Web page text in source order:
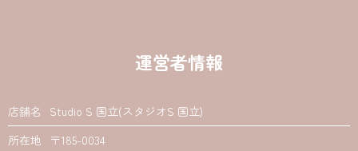
運営者情報
店舗名
Studio S 国立(スタジオS 国立)
所在地
〒185-0034